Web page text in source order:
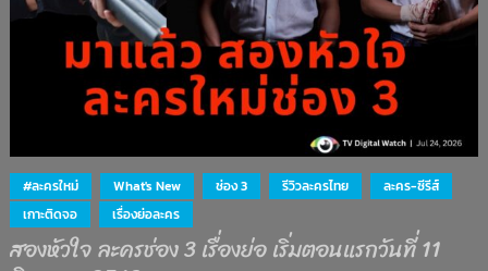
#ละครใหม่ What's New ช่อง 3 รีวิวละครไทย
ละคร-ซีรีส์
เกาะติดจอ
เรื่องย่อละคร
สองหัวใจ ละครช่อง 3 เรื่องย่อ เริ่มตอนแรกวันที่ 11